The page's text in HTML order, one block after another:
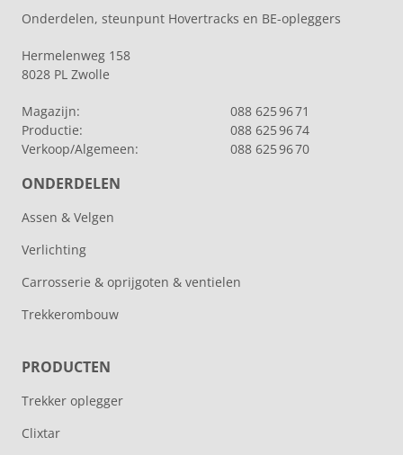
Onderdelen, steunpunt Hovertracks en BE-opleggers
Hermelenweg 158
8028 PL Zwolle
Magazijn:
088 625 96 71
Productie:
088 625 96 74
Verkoop/Algemeen:
088 625 96 70
ONDERDELEN
Assen & Velgen
Verlichting
Carrosserie & oprijgoten & ventielen
Trekkerombouw
PRODUCTEN
Trekker oplegger
Clixtar